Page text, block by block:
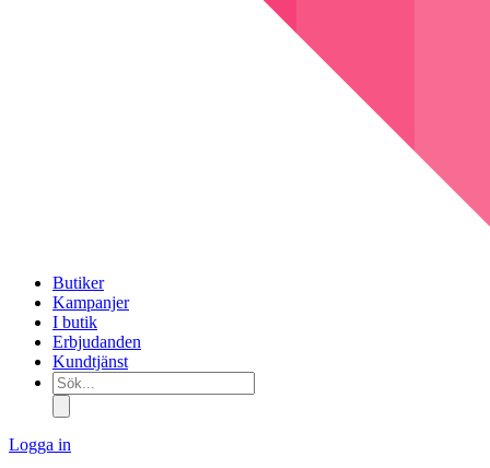
Butiker
Kampanjer
I butik
Erbjudanden
Kundtjänst
Sök...
Logga in